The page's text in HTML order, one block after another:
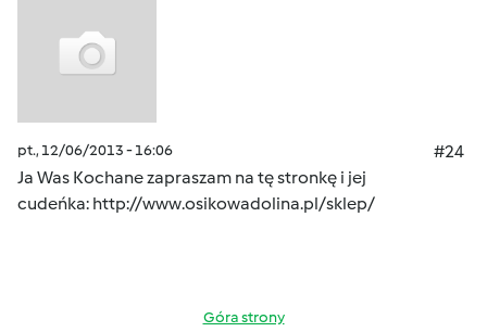
pt., 12/06/2013 - 16:06
#24
Ja Was Kochane zapraszam na tę stronkę i jej
cudeńka: http://www.osikowadolina.pl/sklep/
Góra strony